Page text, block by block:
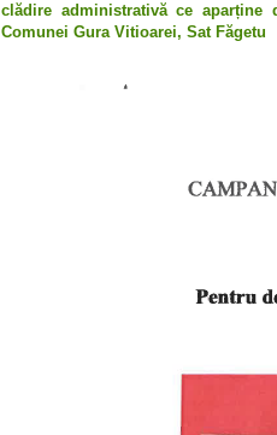
clădire administrativă ce
Comunei Gura Vitioarei, Sat Făgetu